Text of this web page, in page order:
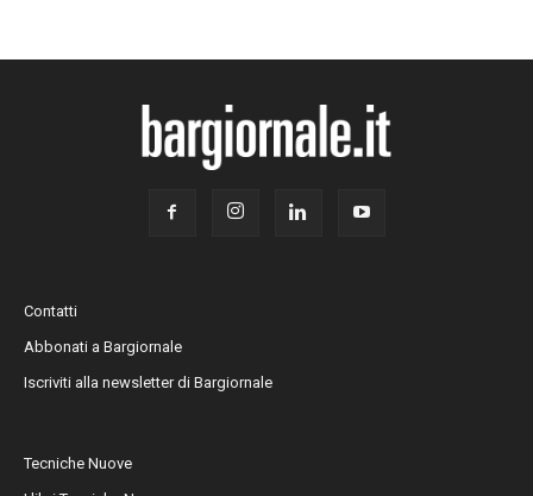
Contatti
Abbonati a Bargiornale
Iscriviti alla newsletter di Bargiornale
Tecniche Nuove